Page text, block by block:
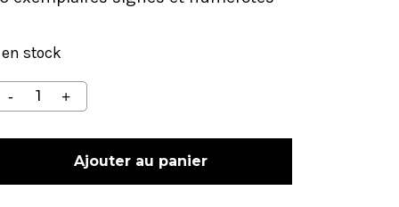
stock
Ajouter au panier